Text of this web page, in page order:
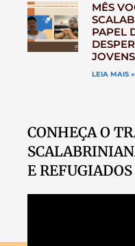
MÊS
PAPEL
JOVENS
LEIA MAIS »
CONHEÇA O
E REFUGIADOS